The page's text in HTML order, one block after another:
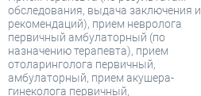
обследования, выдача заключения и
рекомендаций), прием невролога
первичный амбулаторный (по
назначению терапевта), прием
отоларинголога первичный,
амбулаторный, прием акушера-
гинеколога первичный,